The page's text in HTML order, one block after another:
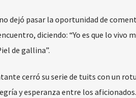
dejó pasar la oportunidad de
diciendo: “Yo es que lo vivo
de gallina”.
cerró su serie de tuits con un
y esperanza entre los